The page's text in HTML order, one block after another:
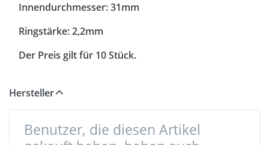
Innendurchmesser: 31mm
Ringstärke: 2,2mm
Der Preis gilt für 10 Stück.
Hersteller
Benutzer, die diesen Artikel